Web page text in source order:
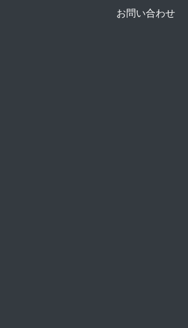
お問い合わせ